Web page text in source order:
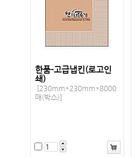
한품-고급냅킨(로고인
쇄)
[230mm*230mm*8000
매(박스)]